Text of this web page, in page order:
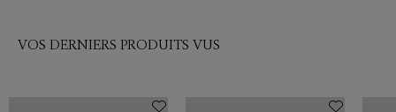
VOS DERNIERS PRODUITS VUS